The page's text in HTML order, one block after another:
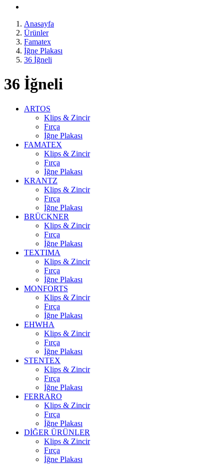
Anasayfa
Ürünler
Famatex
İğne Plakası
36 İğneli
36 İğneli
ARTOS
Klips & Zincir
Fırça
İğne Plakası
FAMATEX
Klips & Zincir
Fırça
İğne Plakası
KRANTZ
Klips & Zincir
Fırça
İğne Plakası
BRÜCKNER
Klips & Zincir
Fırça
İğne Plakası
TEXTIMA
Klips & Zincir
Fırça
İğne Plakası
MONFORTS
Klips & Zincir
Fırça
İğne Plakası
EHWHA
Klips & Zincir
Fırça
İğne Plakası
STENTEX
Klips & Zincir
Fırça
İğne Plakası
FERRARO
Klips & Zincir
Fırça
İğne Plakası
DİĞER ÜRÜNLER
Klips & Zincir
Fırça
İğne Plakası